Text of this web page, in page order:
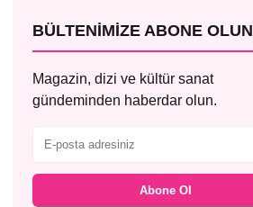
BÜLTENIMIZE ABONE OLUN
Magazin, dizi ve kültür sanat
gündeminden haberdar olun.
Abone Ol